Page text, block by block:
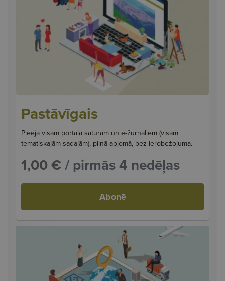
Pastāvīgais
Pieeja visam portāla saturam un e-žurnāliem (visām
tematiskajām sadaļām), pilnā apjomā, bez ierobežojuma.
1,00 €/ pirmās 4 nedēļas
Abonē